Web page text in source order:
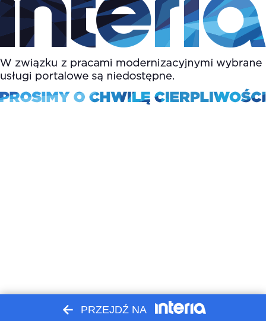
PRZEJDŹ NA